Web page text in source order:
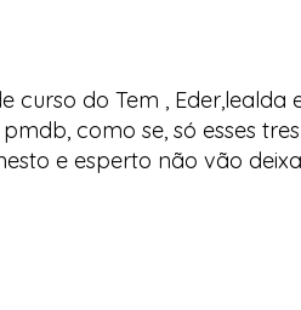
curso do Tem ,
como se, só esses
e esperto não vão